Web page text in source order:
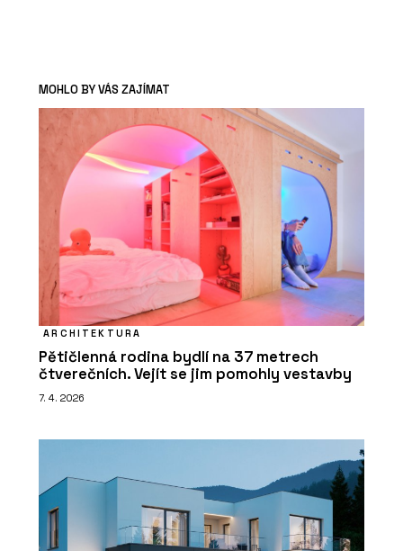
MOHLO BY VÁS ZAJÍMAT
ARCHITEKTURA
Pětičlenná rodina bydlí na 37 metrech
čtverečních. Vejít se jim pomohly vestavby
7. 4. 2026